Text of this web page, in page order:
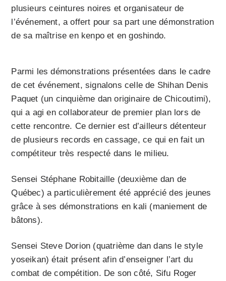
plusieurs ceintures noires et organisateur de
l’événement, a offert pour sa part une démonstration
de sa maîtrise en kenpo et en goshindo.
Parmi les démonstrations présentées dans le cadre
de cet événement, signalons celle de Shihan Denis
Paquet (un cinquième dan originaire de Chicoutimi),
qui a agi en collaborateur de premier plan lors de
cette rencontre. Ce dernier est d’ailleurs détenteur
de plusieurs records en cassage, ce qui en fait un
compétiteur très respecté dans le milieu.
Sensei Stéphane Robitaille (deuxième dan de
Québec) a particulièrement été apprécié des jeunes
grâce à ses démonstrations en kali (maniement de
bâtons).
Sensei Steve Dorion (quatrième dan dans le style
yoseikan) était présent afin d’enseigner l’art du
combat de compétition. De son côté, Sifu Roger